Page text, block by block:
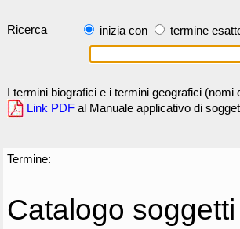
Ricerca inizia con termine
I termini biografici e i termini geografici
Link PDF al Manuale applicativo di
Termine:
Catalogo soggetti